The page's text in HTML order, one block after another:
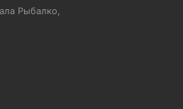
Рыбалко,